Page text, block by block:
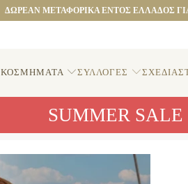
ΔΩΡΕΑΝ ΜΕΤΑΦΟΡΙΚΑ ΕΝΤΟΣ ΕΛΛΑΔΟΣ
ΚΟΣΜΗΜΑΤΑ ΣΥΛΛΟΓΕΣ
SUMMER SALE